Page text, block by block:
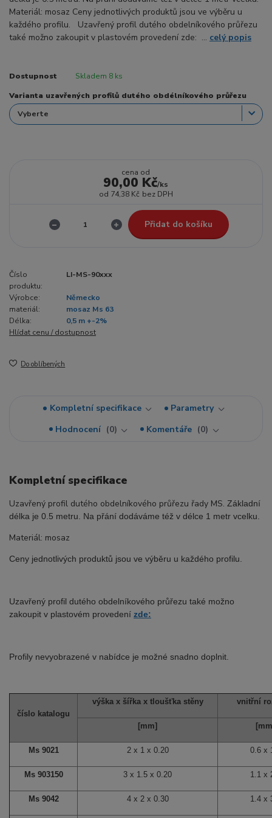
Materiál: mosaz Ceny jednotlivých produktů jsou ve výběru u
každého profilu. Uzavřený profil dutého obdelníkového průřezu
také možno zakoupit v plastovém provedení zde: ... celý popis
Dostupnost Skladem 8 ks
Varianta uzavřených profilů dutého obdélníkového průřezu
cena od
90,00 Kč/ks
od 74,38 Kč bez DPH
Přidat do košíku
Číslo
produktu:
LI-MS-90xxx
Výrobce:
Německo
materiál:
mosaz Ms 63
Délka:
0,5 m +-2%
Hlídat cenu / dostupnost
Do oblíbených
Kompletní specifikace
Parametry
Hodnocení
0 Komentáře 0
Kompletní specifikace
Uzavřený profil dutého obdelníkového průřezu řady MS. Základní
délka je 0.5 metru. Na přání dodáváme též v délce 1 metr vcelku.
Materiál: mosaz
Ceny jednotlivých produktů jsou ve výběru u každého profilu.
Uzavřený profil dutého obdelníkového průřezu také možno
zakoupit v plastovém provedení zde:
Profily nevyobrazené v nabídce je možné snadno doplnit.
číslo katalogu
výška x šířka x tloušťka stěny vnitřní
[mm]
Ms 9021 2 x 1 x 0.20 0.6 x
Ms 903150 3 x 1.5 x 0.20 1.1 x
Ms 9042 4 x 2 x 0.30 1.4 x